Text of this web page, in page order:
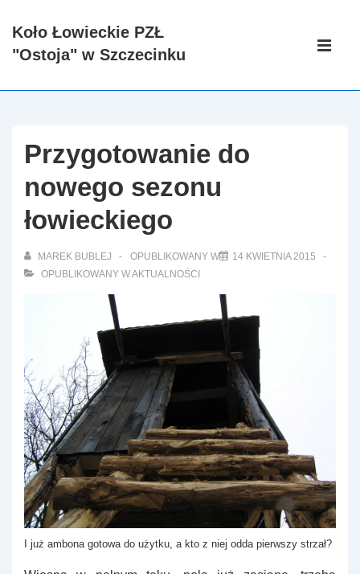
SkipKoło Łowieckie PZŁ
"Ostoja" w Szczecinku
Główna
Przygotowanie do
nowego sezonu
łowieckiego
MAREK BUBLEJ OPUBLIKOWANY W
14 KWIETNIA 2015
OPUBLIKOWANY WAKTUALNOŚCI
I już ambona gotowa do użytku, a kto z niej odda pierwszy strzał?